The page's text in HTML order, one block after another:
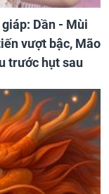
Dần - Mùi
vượt bậc, Mão
trước hụt sau